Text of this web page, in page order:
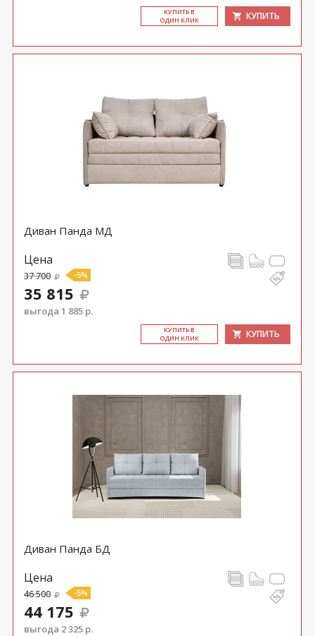
КУ­ПИТЬ В
ОДИН КЛИК
КУПИТЬ
Диван Панда МД
Цена
37 700 -5%
35 815
выгода 1 885 р.
КУ­ПИТЬ В
ОДИН КЛИК
КУПИТЬ
Диван Панда БД
Цена
46 500 -5%
44 175
выгода 2 325 р.